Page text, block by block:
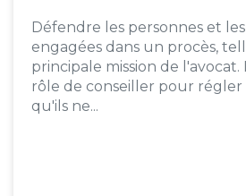
Défendre les personnes et
engagées dans un procès,
principale mission de l'avocat.
rôle de conseiller pour régler
qu'ils ne...